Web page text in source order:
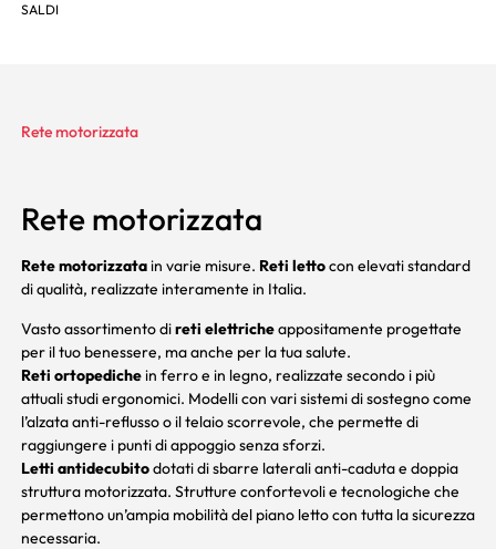
SALDI
Rete motorizzata
Rete motorizzata
Rete motorizzatain varie misure. Reti lettocon elevati standard
di qualità, realizzate interamente in Italia.
Vasto assortimento direti elettricheappositamente progettate
per il tuo benessere, ma anche per la tua salute.
Reti ortopedichein ferro e in legno, realizzate secondo i più
attuali studi ergonomici. Modelli con vari sistemi di sostegno come
l’alzata anti-reflusso o il telaio scorrevole, che permette di
raggiungere i punti di appoggio senza sforzi.
Letti antidecubitodotati di sbarre laterali anti-caduta e doppia
struttura motorizzata. Strutture confortevoli e tecnologiche che
permettono un’ampia mobilità del piano letto con tutta la sicurezza
necessaria.